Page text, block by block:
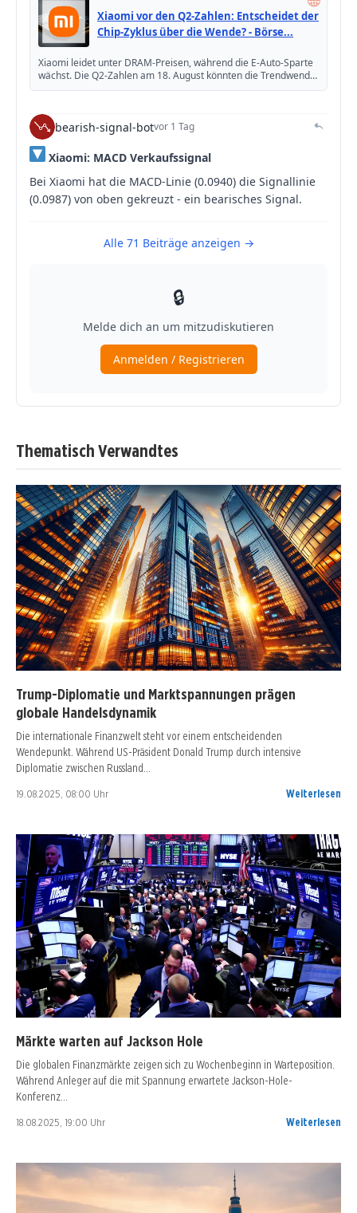
Thematisch Verwandtes
Trump-Diplomatie und Marktspannungen prägen
globale Handelsdynamik
Die internationale Finanzwelt steht vor einem entscheidenden
Wendepunkt. Während US-Präsident Donald Trump durch intensive
Diplomatie zwischen Russland…
19.08.2025, 08:00 Uhr Weiterlesen
Märkte warten auf Jackson Hole
Die globalen Finanzmärkte zeigen sich zu Wochenbeginn in Warteposition.
Während Anleger auf die mit Spannung erwartete Jackson-Hole-
Konferenz…
18.08.2025, 19:00 Uhr Weiterlesen